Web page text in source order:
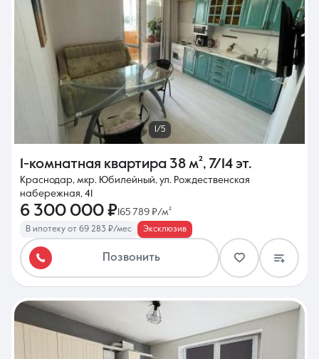
1/5
1-комнатная квартира 38 м², 7/14 эт.
Краснодар, мкр. Юбилейный, ул. Рождественская
набережная, 41
6 300 000 ₽165 789 ₽/м²
В ипотеку от 69 283 ₽/мес Эксклюзив
Позвонить